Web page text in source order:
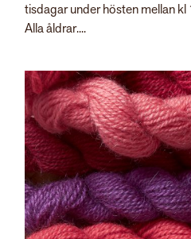
tisdagar under hösten mellan
Alla åldrar....